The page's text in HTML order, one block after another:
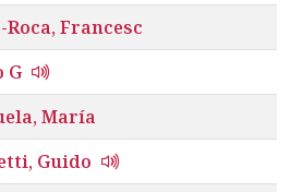
Roca, Francesc
G
María
Guido